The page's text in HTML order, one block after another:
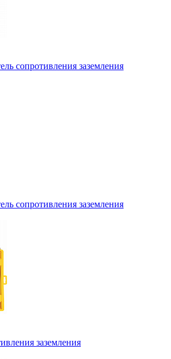
сопротивления заземления
сопротивления заземления
заземления